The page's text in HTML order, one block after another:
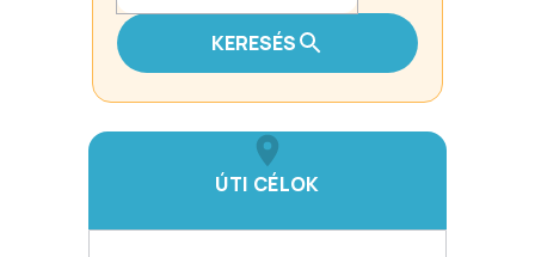
KERESÉS
ÚTI CÉLOK